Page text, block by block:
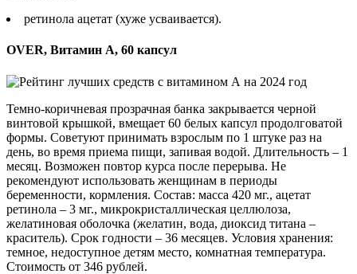
ретинола ацетат (хуже усваивается).
OVER, Витамин А, 60 капсул
Темно-коричневая прозрачная банка закрывается черной
винтовой крышкой, вмещает 60 белых капсул продолговатой
формы. Советуют принимать взрослым по 1 штуке раз на
день, во время приема пищи, запивая водой. Длительность – 1
месяц. Возможен повтор курса после перерыва. Не
рекомендуют использовать женщинам в периоды
беременности, кормления. Состав: масса 420 мг., ацетат
ретинола – 3 мг., микрокристаллическая целлюлоза,
желатиновая оболочка (желатин, вода, диоксид титана –
краситель). Срок годности – 36 месяцев. Условия хранения:
темное, недоступное детям место, комнатная температура.
Стоимость от 346 рублей.